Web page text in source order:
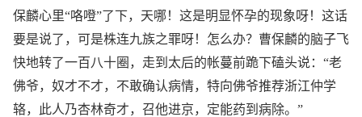
保麟心里“咯噔”了下，天哪！这是明显怀孕的现象呀！这话
要是说了，可是株连九族之罪呀！怎么办？曹保麟的脑子飞
快地转了一百八十圈，走到太后的帐蔓前跪下磕头说：“老
佛爷，奴才不才，不敢确认病情，特向佛爷推荐浙江仲学
辂，此人乃杏林奇才，召他进京，定能药到病除。”